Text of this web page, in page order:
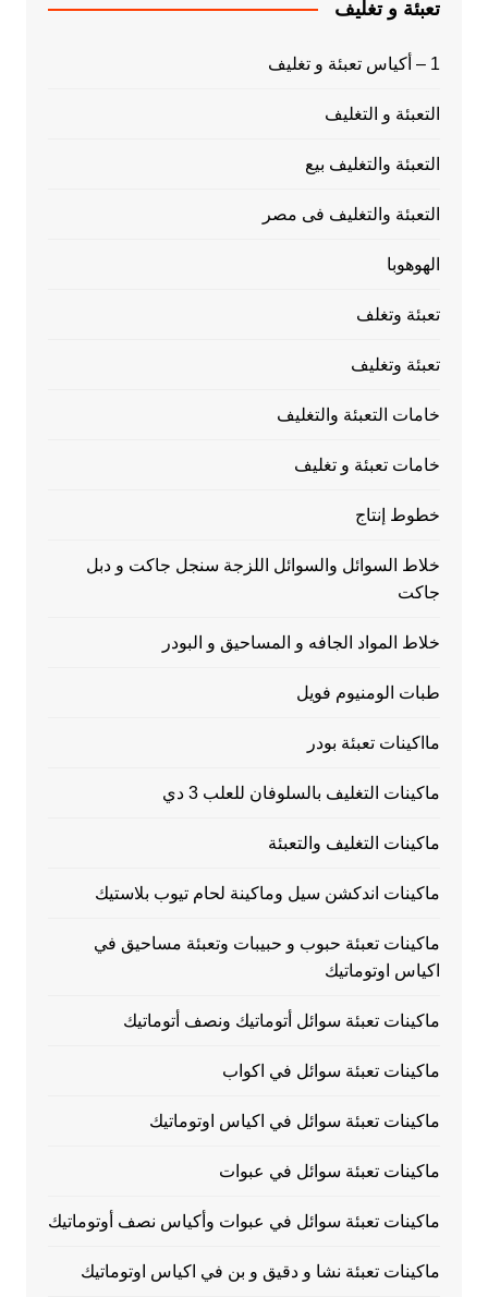
تعبئة و تغليف
1 – أكياس تعبئة و تغليف
التعبئة و التغليف
التعبئة والتغليف بيع
التعبئة والتغليف فى مصر
الهوهوبا
تعبئة وتغلف
تعبئة وتغليف
خامات التعبئة والتغليف
خامات تعبئة و تغليف
خطوط إنتاج
خلاط السوائل والسوائل اللزجة سنجل جاكت و دبل
جاكت
خلاط المواد الجافه و المساحيق و البودر
طبات الومنيوم فويل
مااكينات تعبئة بودر
ماكينات التغليف بالسلوفان للعلب 3 دي
ماكينات التغليف والتعبئة
ماكينات اندكشن سيل وماكينة لحام تيوب بلاستيك
ماكينات تعبئة حبوب و حبيبات وتعبئة مساحيق في
اكياس اوتوماتيك
ماكينات تعبئة سوائل أتوماتيك ونصف أتوماتيك
ماكينات تعبئة سوائل في اكواب
ماكينات تعبئة سوائل في اكياس اوتوماتيك
ماكينات تعبئة سوائل في عبوات
ماكينات تعبئة سوائل في عبوات وأكياس نصف أوتوماتيك
ماكينات تعبئة نشا و دقيق و بن في اكياس اوتوماتيك